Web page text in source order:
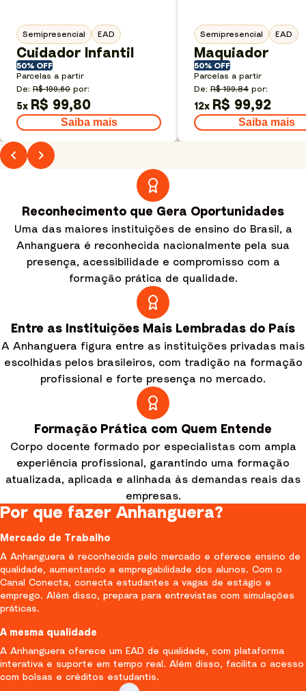
Semipresencial EAD
Cuidador Infantil
50% OFF
Parcelas a partir
De: R$ 199,60 por:
5x R$ 99,80
Saiba mais
Semipresencial EAD
Maquiador
50% OFF
Parcelas a partir
De: R$ 199,84 por:
12x R$ 99,92
Saiba mais
Reconhecimento que Gera Oportunidades
Uma das maiores instituições de ensino do Brasil, a
Anhanguera é reconhecida nacionalmente pela sua
presença, acessibilidade e compromisso com a
formação prática de qualidade.
Entre as Instituições Mais Lembradas do País
A Anhanguera figura entre as instituições privadas mais
escolhidas pelos brasileiros, com tradição na formação
profissional e forte presença no mercado.
Formação Prática com Quem Entende
Corpo docente formado por especialistas com ampla
experiência profissional, garantindo uma formação
atualizada, aplicada e alinhada às demandas reais das
empresas.
Por que fazer Anhanguera?
Mercado de Trabalho
A Anhanguera é reconhecida pelo mercado e oferece ensino de
qualidade, aumentando a empregabilidade dos alunos. Com o
Canal Conecta, conecta estudantes a vagas de estágio e
emprego. Além disso, prepara para entrevistas com simulações
práticas.
A mesma qualidade
A Anhanguera oferece um EAD de qualidade, com plataforma
interativa e suporte em tempo real. Além disso, facilita o acesso
com bolsas e créditos estudantis.